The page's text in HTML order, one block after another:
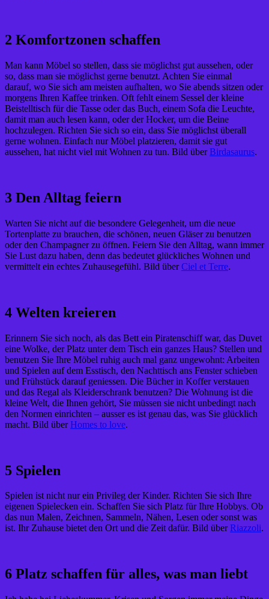
2 Komfortzonen schaffen
Man kann Möbel so stellen, dass sie möglichst gut aussehen, oder
so, dass man sie möglichst gerne benutzt. Achten Sie einmal
darauf, wo Sie sich am meisten aufhalten, wo Sie abends sitzen oder
morgens Ihren Kaffee trinken. Oft fehlt einem Sessel der kleine
Beistelltisch für die Tasse oder das Buch, einem Sofa die Leuchte,
damit man auch lesen kann, oder der Hocker, um die Beine
hochzulegen. Richten Sie sich so ein, dass Sie möglichst überall
gerne wohnen. Einfach nur Möbel platzieren, damit sie gut
aussehen, hat nicht viel mit Wohnen zu tun. Bild über Birdasaurus.
3 Den Alltag feiern
Warten Sie nicht auf die besondere Gelegenheit, um die neue
Tortenplatte zu brauchen, die schönen, neuen Gläser zu benutzen
oder den Champagner zu öffnen. Feiern Sie den Alltag, wann immer
Sie Lust dazu haben, denn das bedeutet glückliches Wohnen und
vermittelt ein echtes Zuhausegefühl. Bild überCiel et Terre.
4 Welten kreieren
Erinnern Sie sich noch, als das Bett ein Piratenschiff war, das Duvet
eine Wolke, der Platz unter dem Tisch ein ganzes Haus? Stellen und
benutzen Sie Ihre Möbel ruhig auch mal ganz ungewohnt: Arbeiten
und Spielen auf dem Esstisch, den Nachttisch ans Fenster schieben
und Frühstück darauf geniessen. Die Bücher in Koffer verstauen
und das Regal als Kleiderschrank benutzen? Die Wohnung ist die
kleine Welt, die Ihnen gehört, Sie müssen sie nicht unbedingt nach
den Normen einrichten – ausser es ist genau das, was Sie glücklich
macht. Bild über Homes to love.
5 Spielen
Spielen ist nicht nur ein Privileg der Kinder. Richten Sie sich Ihre
eigenen Spielecken ein. Schaffen Sie sich Platz für Ihre Hobbys. Ob
das nun Malen, Zeichnen, Sammeln, Nähen, Lesen oder sonst was
ist. Ihr Zuhause bietet den Ort und die Zeit dafür. Bild über Riazzoli.
6 Platz schaffen für alles, was man liebt